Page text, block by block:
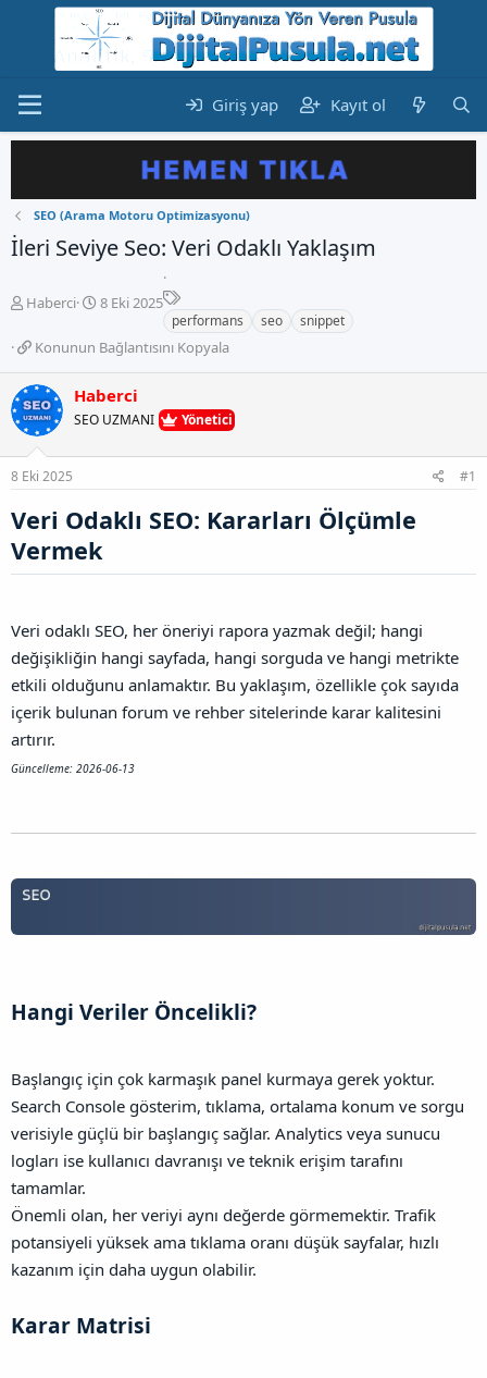
Giriş yap Kayıt ol
SEO (Arama Motoru Optimizasyonu)
İleri Seviye Seo: Veri Odaklı Yaklaşım
K
n
u
y
u
b
a
ş
a
a
n
Haberci
B
ş
n
g
ç
r
h
i
8 Eki 2025
E
t
i
k
e
l
e
r
performans seo snippet
K
n
u
n
u
B
ğ
l
a
s
ı
n
K
o
y
a
Konunun Bağlantısını Kopyala
Haberci
SEO UZMANI Yönetici
8 Eki 2025 #1
Veri Odaklı SEO: Kararları Ölçümle
Vermek​
Veri odaklı SEO, her öneriyi rapora yazmak değil; hangi
değişikliğin hangi sayfada, hangi sorguda ve hangi metrikte
etkili olduğunu anlamaktır. Bu yaklaşım, özellikle çok sayıda
içerik bulunan forum ve rehber sitelerinde karar kalitesini
artırır.
Güncelleme: 2026-06-13
Hangi Veriler Öncelikli?​
Başlangıç için çok karmaşık panel kurmaya gerek yoktur.
Search Console gösterim, tıklama, ortalama konum ve sorgu
verisiyle güçlü bir başlangıç sağlar. Analytics veya sunucu
logları ise kullanıcı davranışı ve teknik erişim tarafını
tamamlar.
Önemli olan, her veriyi aynı değerde görmemektir. Trafik
potansiyeli yüksek ama tıklama oranı düşük sayfalar, hızlı
kazanım için daha uygun olabilir.
Karar Matrisi​